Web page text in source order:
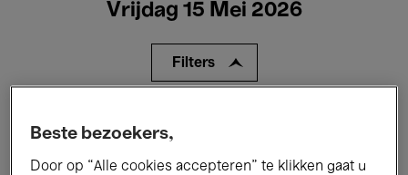
Vrijdag 15 Mei 2026
Filters
Tentoonstellingen Films
Beste bezoekers,
Door op “Alle cookies accepteren” te klikken gaat u